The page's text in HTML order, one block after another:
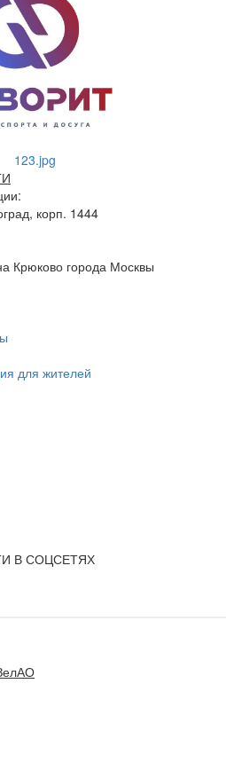
корп. 1444
Крюково города Москвы
для жителей
В СОЦСЕТЯХ